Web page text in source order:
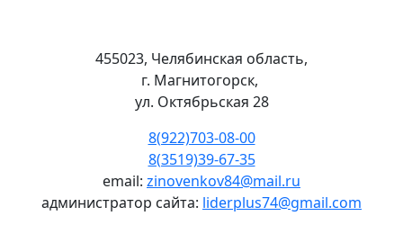
455023, Челябинская область,
г. Магнитогорск,
ул. Октябрьская 28
8(922)703-08-00
8(3519)39-67-35
email: zinovenkov84@mail.ru
администратор сайта: liderplus74@gmail.com